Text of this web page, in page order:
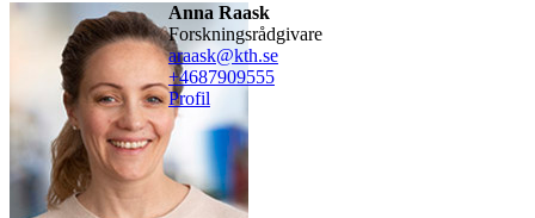
Anna Raask
forskningsrådgivare
araask@kth.se
+4687909555
Profil